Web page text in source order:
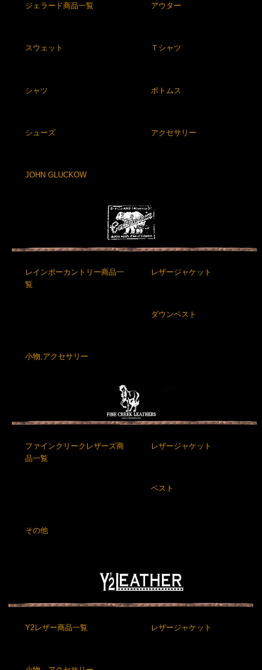
ジェラード商品一覧 アウター
スウェット Ｔシャツ
シャツ ボトムス
シューズ アクセサリー
JOHN GLUCKOW
レインボーカントリー商品一
覧
レザージャケット
ダウンベスト
小物,アクセサリー
ファインクリークレザーズ商
品一覧
レザージャケット
ベスト
その他
Y2レザー商品一覧 レザージャケット